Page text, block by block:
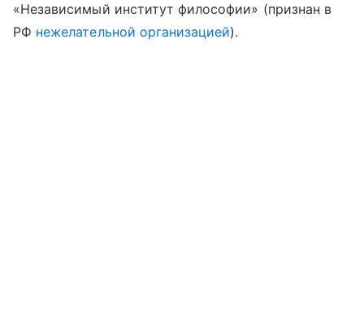
«Независимый институт философии» (признан в
РФ нежелательной организацией).